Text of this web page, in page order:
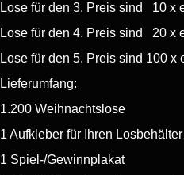
Lose für den 3. Preis sind 10 x
Lose für den 4. Preis sind 20 x
Lose für den 5. Preis sind 100 x
Lieferumfang:
1.200 Weihnachtslose
1 Aufkleber für Ihren Losbehälter
1 Spiel-/Gewinnplakat